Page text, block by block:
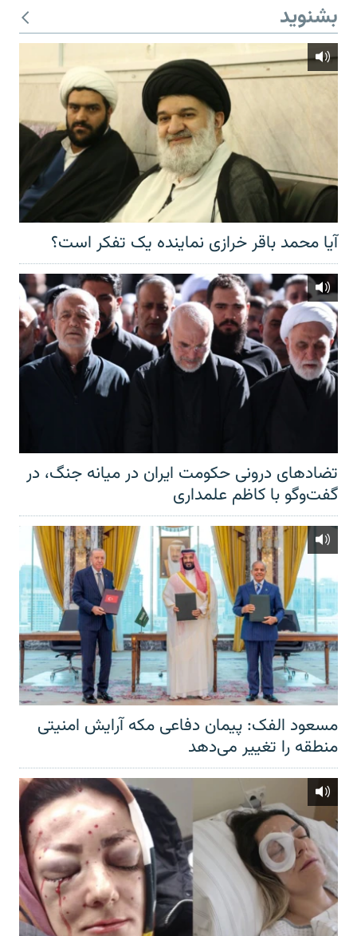
بشنوید
آیا محمد باقر خرازی نماینده یک تفکر است؟
تضادهای درونی حکومت ایران در میانه جنگ، در
گفت‌‌وگو با کاظم علمداری
مسعود الفک: پیمان دفاعی مکه آرایش امنیتی
منطقه را تغییر می‌دهد